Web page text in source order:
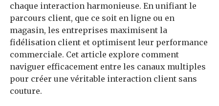
chaque interaction harmonieuse. En unifiant le
parcours client, que ce soit en ligne ou en
magasin, les entreprises maximisent la
fidélisation client et optimisent leur performance
commerciale. Cet article explore comment
naviguer efficacement entre les canaux multiples
pour créer une véritable interaction client sans
couture.